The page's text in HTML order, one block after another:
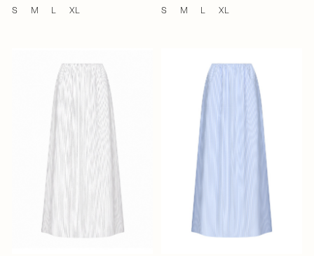
S
M L XL
S
M L XL